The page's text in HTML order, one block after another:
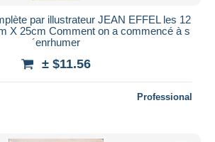
par illustrateur JEAN EFFEL les 12
X 25cm Comment on a commencé à s
´enrhumer
± $11.56
Professional